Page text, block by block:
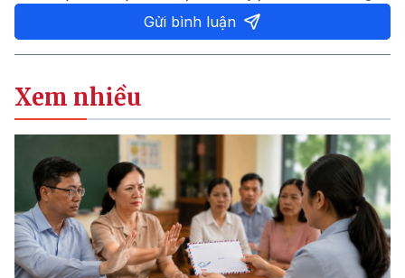
Gửi bình luận
Xem nhiều